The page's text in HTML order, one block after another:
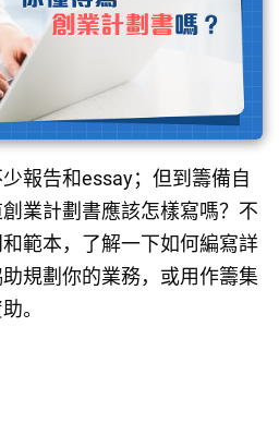
報告和essay；但到籌備自
業計劃書應該怎樣寫嗎？不
範本，了解一下如何編寫詳
規劃你的業務，或用作籌集
。